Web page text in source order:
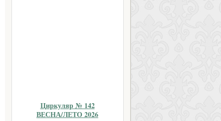
Циркуляр № 142
ВЕСНА/ЛЕТО 2026